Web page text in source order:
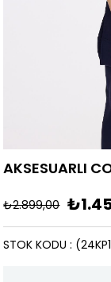
AKSESUARLI
₺2.899,00
STOK KODU